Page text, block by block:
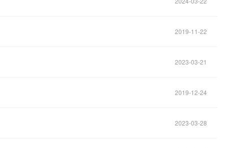
2019-11-22
2023-03-21
2019-12-24
2023-03-28